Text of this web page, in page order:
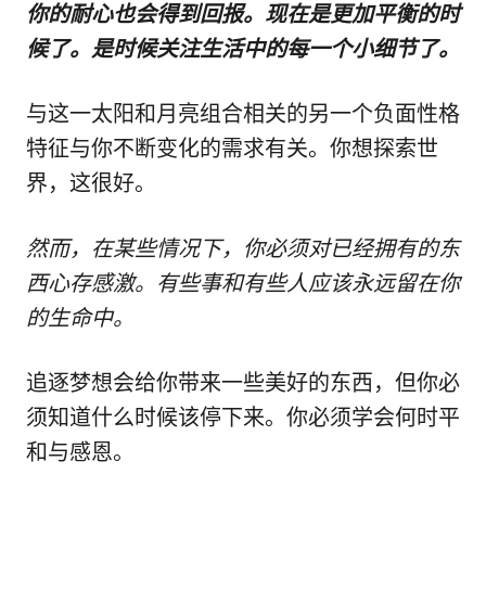
你的耐心也会得到回报。现在是更加平衡的时
候了。是时候关注生活中的每一个小细节了。
与这一太阳和月亮组合相关的另一个负面性格
特征与你不断变化的需求有关。你想探索世
界，这很好。
然而，在某些情况下，你必须对已经拥有的东
西心存感激。有些事和有些人应该永远留在你
的生命中。
追逐梦想会给你带来一些美好的东西，但你必
须知道什么时候该停下来。你必须学会何时平
和与感恩。